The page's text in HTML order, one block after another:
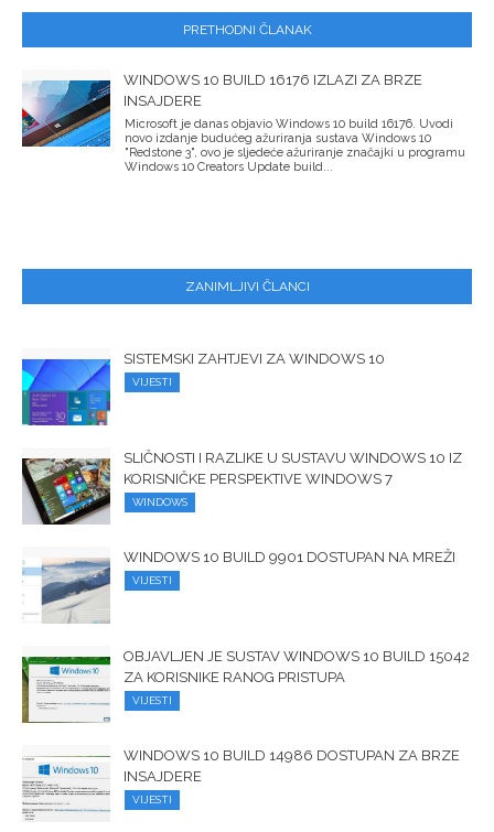
PRETHODNI ČLANAK
WINDOWS 10 BUILD 16176 IZLAZI ZA BRZE
INSAJDERE
Microsoft je danas objavio Windows 10 build 16176. Uvodi
novo izdanje budućeg ažuriranja sustava Windows 10
"Redstone 3", ovo je sljedeće ažuriranje značajki u programu
Windows 10 Creators Update build...
ZANIMLJIVI ČLANCI
SISTEMSKI ZAHTJEVI ZA WINDOWS 10
VIJESTI
SLIČNOSTI I RAZLIKE U SUSTAVU WINDOWS 10 IZ
KORISNIČKE PERSPEKTIVE WINDOWS 7
WINDOWS
WINDOWS 10 BUILD 9901 DOSTUPAN NA MREŽI
VIJESTI
OBJAVLJEN JE SUSTAV WINDOWS 10 BUILD 15042
ZA KORISNIKE RANOG PRISTUPA
VIJESTI
WINDOWS 10 BUILD 14986 DOSTUPAN ZA BRZE
INSAJDERE
VIJESTI